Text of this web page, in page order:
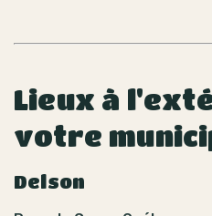
Lieux à
votre
Delson